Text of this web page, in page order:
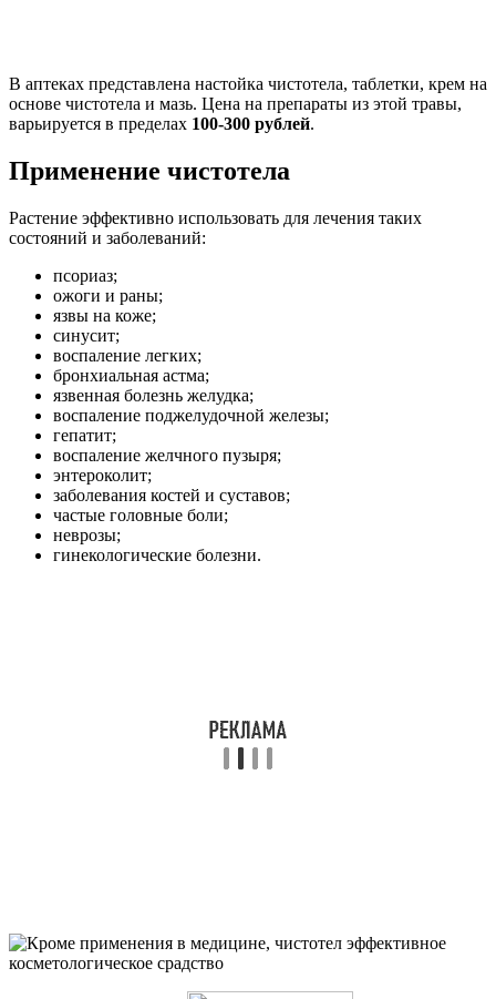
В аптеках представлена настойка чистотела, таблетки, крем на
основе чистотела и мазь. Цена на препараты из этой травы,
варьируется в пределах 100-300 рублей.
Применение чистотела
Растение эффективно использовать для лечения таких
состояний и заболеваний:
псориаз;
ожоги и раны;
язвы на коже;
синусит;
воспаление легких;
бронхиальная астма;
язвенная болезнь желудка;
воспаление поджелудочной железы;
гепатит;
воспаление желчного пузыря;
энтероколит;
заболевания костей и суставов;
частые головные боли;
неврозы;
гинекологические болезни.